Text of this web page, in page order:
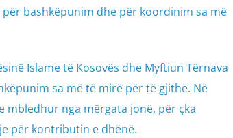
bashkëpunim dhe për koordinim sa më
Islame të Kosovës dhe Myftiun Tërnava
sa më të mirë për të gjithë. Në
mbledhur nga mërgata jonë, për çka
për kontributin e dhënë.